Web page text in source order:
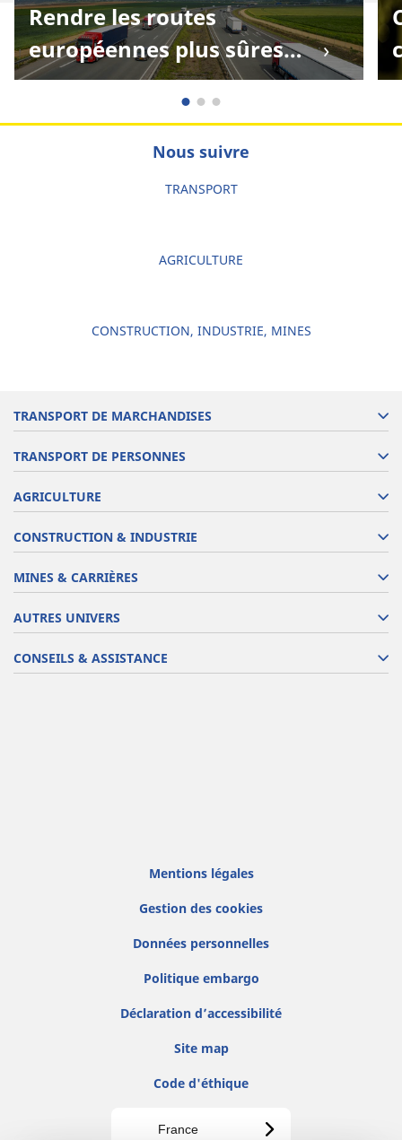
Rendre les routes
européennes plus sûres
pour tous
Nous suivre
TRANSPORT
AGRICULTURE
CONSTRUCTION, INDUSTRIE, MINES
TRANSPORT DE MARCHANDISES
TRANSPORT DE PERSONNES
AGRICULTURE
CONSTRUCTION & INDUSTRIE
MINES & CARRIÈRES
AUTRES UNIVERS
CONSEILS & ASSISTANCE
Mentions légales
Gestion des cookies
Données personnelles
Politique embargo
Déclaration d’accessibilité
Site map
Code d'éthique
France